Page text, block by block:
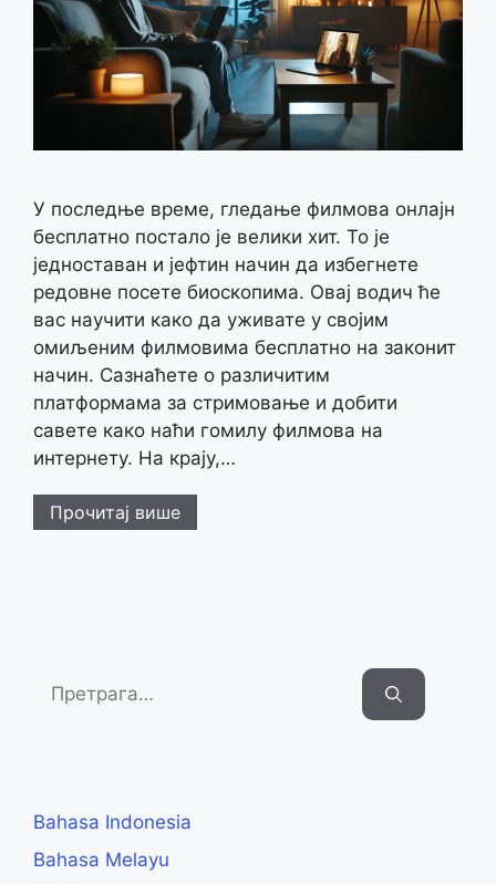
У последње време, гледање филмова онлајн
бесплатно постало је велики хит. То је
једноставан и јефтин начин да избегнете
редовне посете биоскопима. Овај водич ће
вас научити како да уживате у својим
омиљеним филмовима бесплатно на законит
начин. Сазнаћете о различитим
платформама за стримовање и добити
савете како наћи гомилу филмова на
интернету. На крају,…
Прочитај више
Search
Bahasa Indonesia
Bahasa Melayu